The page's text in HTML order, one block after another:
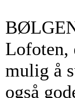
Lofoten,
mulig å
også